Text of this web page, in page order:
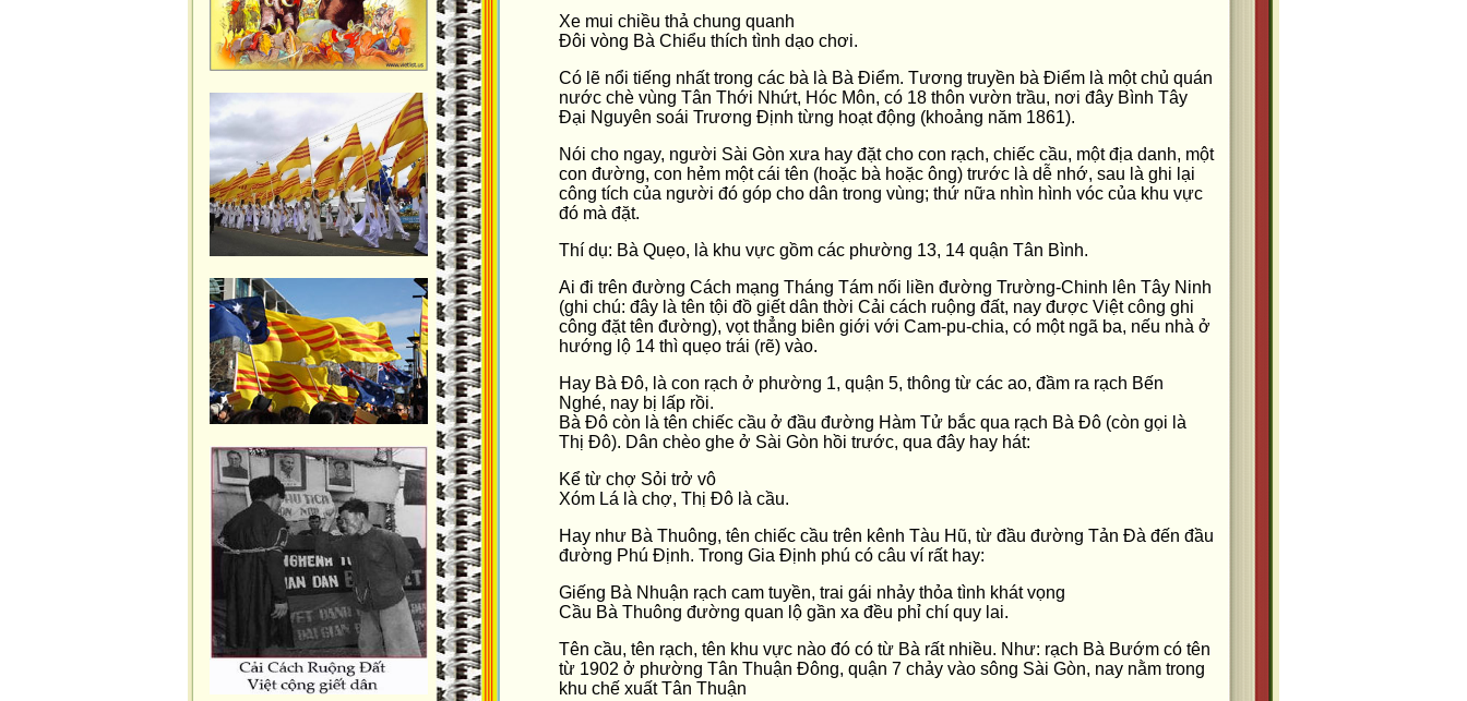
Xe mui chiều thả chung quanh
Đôi vòng Bà Chiểu thích tình dạo chơi.
Có lẽ nổi tiếng nhất trong các bà là Bà Điểm. Tương truyền bà Điểm là một chủ quán
nước chè vùng Tân Thới Nhứt, Hóc Môn, có 18 thôn vườn trầu, nơi đây Bình Tây
Đại Nguyên soái Trương Định từng hoạt động (khoảng năm 1861).
Nói cho ngay, người Sài Gòn xưa hay đặt cho con rạch, chiếc cầu, một địa danh, một
con đường, con hẻm một cái tên (hoặc bà hoặc ông) trước là dễ nhớ, sau là ghi lại
công tích của người đó góp cho dân trong vùng; thứ nữa nhìn hình vóc của khu vực
đó mà đặt.
Thí dụ: Bà Quẹo, là khu vực gồm các phường 13, 14 quận Tân Bình.
Ai đi trên đường Cách mạng Tháng Tám nối liền đường Trường-Chinh lên Tây Ninh
(ghi chú: đây là tên tội đồ giết dân thời Cải cách ruộng đất, nay được Việt công ghi
công đặt tên đường), vọt thẳng biên giới với Cam-pu-chia, có một ngã ba, nếu nhà ở
hướng lộ 14 thì quẹo trái (rẽ) vào.
Hay Bà Đô, là con rạch ở phường 1, quận 5, thông từ các ao, đầm ra rạch Bến
Nghé, nay bị lấp rồi.
Bà Đô còn là tên chiếc cầu ở đầu đường Hàm Tử bắc qua rạch Bà Đô (còn gọi là
Thị Đô). Dân chèo ghe ở Sài Gòn hồi trước, qua đây hay hát:
Kể từ chợ Sỏi trở vô
Xóm Lá là chợ, Thị Đô là cầu.
Hay như Bà Thuông, tên chiếc cầu trên kênh Tàu Hũ, từ đầu đường Tản Đà đến đầu
đường Phú Định. Trong Gia Định phú có câu ví rất hay:
Giếng Bà Nhuận rạch cam tuyền, trai gái nhảy thỏa tình khát vọng
Cầu Bà Thuông đường quan lộ gần xa đều phỉ chí quy lai.
Tên cầu, tên rạch, tên khu vực nào đó có từ Bà rất nhiều. Như: rạch Bà Bướm có tên
từ 1902 ở phường Tân Thuận Đông, quận 7 chảy vào sông Sài Gòn, nay nằm trong
khu chế xuất Tân Thuận